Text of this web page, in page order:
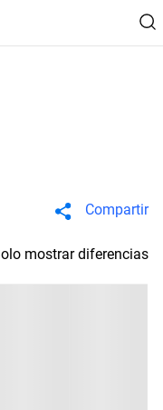
Compartir
mostrar diferencias